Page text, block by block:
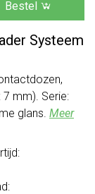
Bestel
Systeem
mm). Serie:
glans. Meer